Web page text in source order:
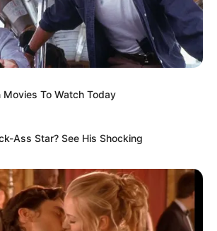
To Watch Today
Ass Star? See His Shocking